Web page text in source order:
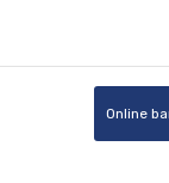
Online